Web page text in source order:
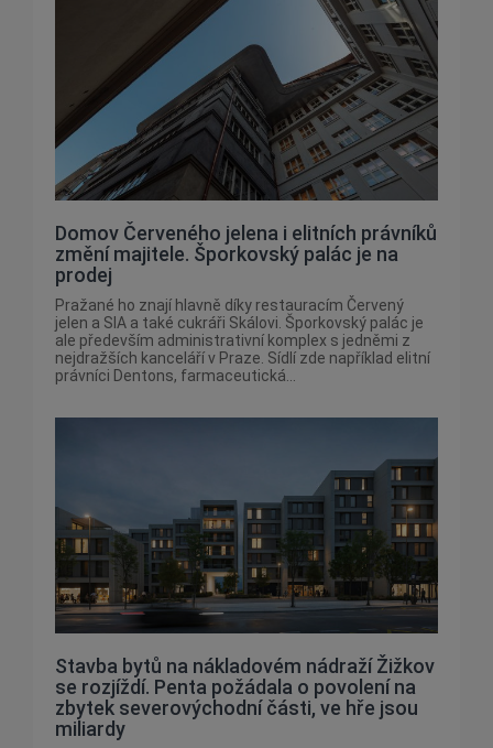
Domov Červeného jelena i elitních právníků
změní majitele. Šporkovský palác je na
prodej
Pražané ho znají hlavně díky restauracím Červený
jelen a SIA a také cukráři Skálovi. Šporkovský palác je
ale především administrativní komplex s jedněmi z
nejdražších kanceláří v Praze. Sídlí zde například elitní
právníci Dentons, farmaceutická...
Stavba bytů na nákladovém nádraží Žižkov
se rozjíždí. Penta požádala o povolení na
zbytek severovýchodní části, ve hře jsou
miliardy